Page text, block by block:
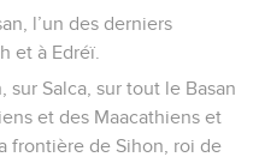
l’un des derniers
et à Edréï.
Salca, sur tout le Basan
et des Maacathiens et
frontière de Sihon, roi de